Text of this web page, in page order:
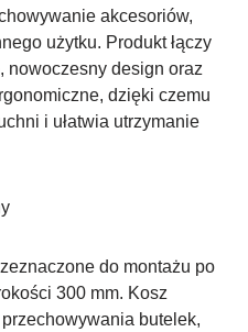
akcesoriów,
użytku. Produkt łączy
nowoczesny design oraz
dzięki czemu
i ułatwia utrzymanie
do montażu po
300 mm. Kosz
butelek,